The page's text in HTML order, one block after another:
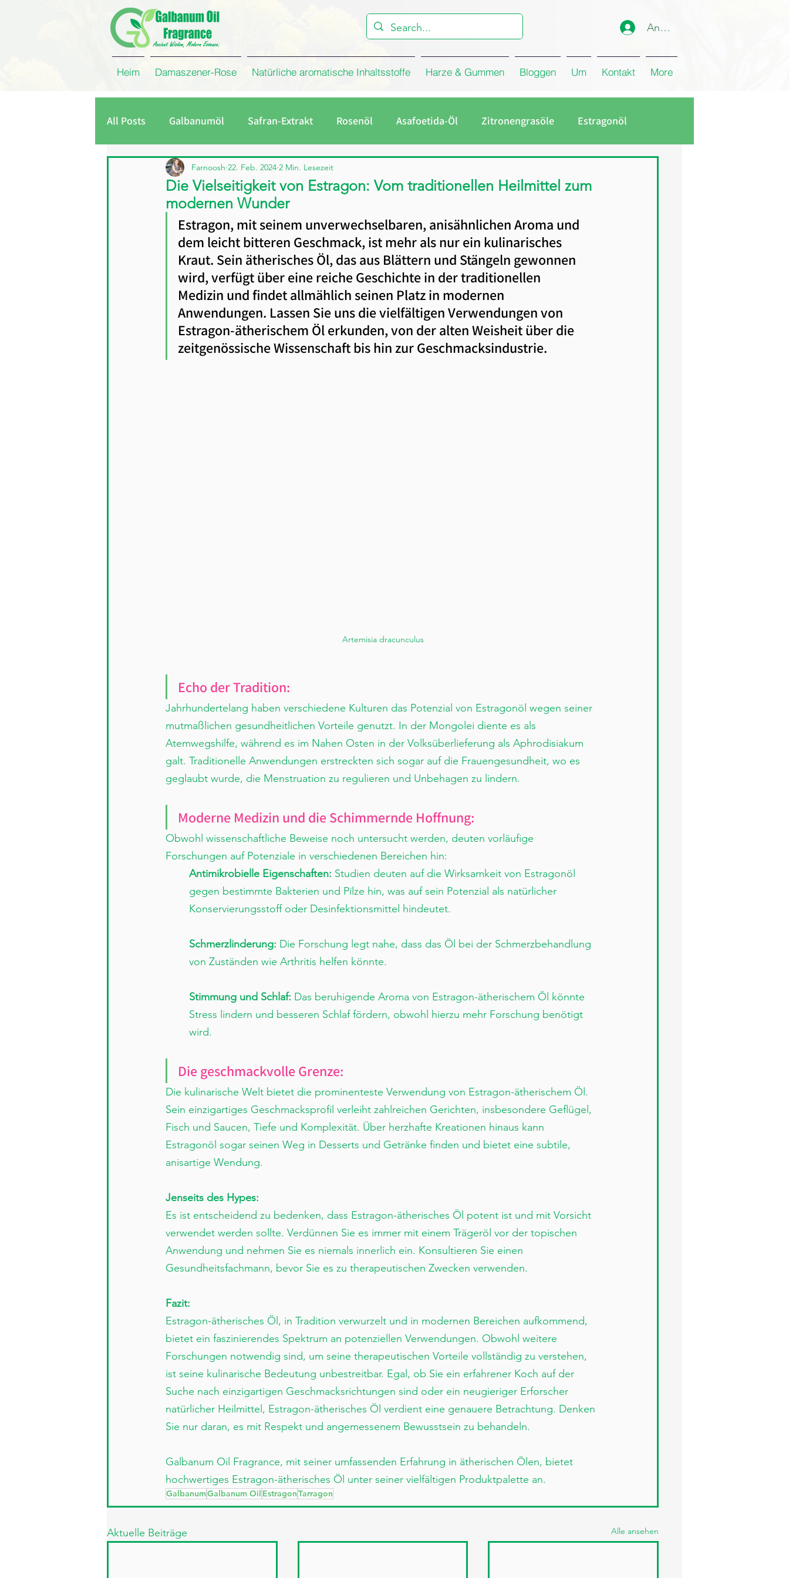
Anmelden
Heim Damaszener-Rose Natürliche aromatische Inhaltsstoffe Harze & Gummen Bloggen Um Kontakt More
All Posts Galbanumöl Safran-Extrakt Rosenöl Asafoetida-Öl Zitronengrasöle Estragonöl
Unternehmen Kreuzkümmelöl Eukalyptusöl
Damaszener Rosen Absolue
Die Vielseitigkeit von Estragon: Vom traditionellen Heilmittel zum
modernen Wunder
Farnoosh 22. Feb. 2024 2 Min. Lesezeit
Estragon, mit seinem unverwechselbaren, anisähnlichen Aroma und
dem leicht bitteren Geschmack, ist mehr als nur ein kulinarisches
Kraut. Sein ätherisches Öl, das aus Blättern und Stängeln gewonnen
wird, verfügt über eine reiche Geschichte in der traditionellen
Medizin und findet allmählich seinen Platz in modernen
Anwendungen. Lassen Sie uns die vielfältigen Verwendungen von
Estragon-ätherischem Öl erkunden, von der alten Weisheit über die
zeitgenössische Wissenschaft bis hin zur Geschmacksindustrie.
Artemisia dracunculus
Echo der Tradition:
Jahrhundertelang haben verschiedene Kulturen das Potenzial von Estragonöl wegen seiner
mutmaßlichen gesundheitlichen Vorteile genutzt. In der Mongolei diente es als
Atemwegshilfe, während es im Nahen Osten in der Volksüberlieferung als Aphrodisiakum
galt. Traditionelle Anwendungen erstreckten sich sogar auf die Frauengesundheit, wo es
geglaubt wurde, die Menstruation zu regulieren und Unbehagen zu lindern.
Moderne Medizin und die Schimmernde Hoffnung:
Obwohl wissenschaftliche Beweise noch untersucht werden, deuten vorläufige
Forschungen auf Potenziale in verschiedenen Bereichen hin:
Antimikrobielle Eigenschaften: Studien deuten auf die Wirksamkeit von Estragonöl
gegen bestimmte Bakterien und Pilze hin, was auf sein Potenzial als natürlicher
Konservierungsstoff oder Desinfektionsmittel hindeutet.
Schmerzlinderung: Die Forschung legt nahe, dass das Öl bei der Schmerzbehandlung
von Zuständen wie Arthritis helfen könnte.
Stimmung und Schlaf: Das beruhigende Aroma von Estragon-ätherischem Öl könnte
Stress lindern und besseren Schlaf fördern, obwohl hierzu mehr Forschung benötigt
wird.
Die geschmackvolle Grenze:
Die kulinarische Welt bietet die prominenteste Verwendung von Estragon-ätherischem Öl.
Sein einzigartiges Geschmacksprofil verleiht zahlreichen Gerichten, insbesondere Geflügel,
Fisch und Saucen, Tiefe und Komplexität. Über herzhafte Kreationen hinaus kann
Estragonöl sogar seinen Weg in Desserts und Getränke finden und bietet eine subtile,
anisartige Wendung.
Jenseits des Hypes:
Es ist entscheidend zu bedenken, dass Estragon-ätherisches Öl potent ist und mit Vorsicht
verwendet werden sollte. Verdünnen Sie es immer mit einem Trägeröl vor der topischen
Anwendung und nehmen Sie es niemals innerlich ein. Konsultieren Sie einen
Gesundheitsfachmann, bevor Sie es zu therapeutischen Zwecken verwenden.
Fazit:
Estragon-ätherisches Öl, in Tradition verwurzelt und in modernen Bereichen aufkommend,
bietet ein faszinierendes Spektrum an potenziellen Verwendungen. Obwohl weitere
Forschungen notwendig sind, um seine therapeutischen Vorteile vollständig zu verstehen,
ist seine kulinarische Bedeutung unbestreitbar. Egal, ob Sie ein erfahrener Koch auf der
Suche nach einzigartigen Geschmacksrichtungen sind oder ein neugieriger Erforscher
natürlicher Heilmittel, Estragon-ätherisches Öl verdient eine genauere Betrachtung. Denken
Sie nur daran, es mit Respekt und angemessenem Bewusstsein zu behandeln.
Galbanum Oil Fragrance, mit seiner umfassenden Erfahrung in ätherischen Ölen, bietet
hochwertiges Estragon-ätherisches Öl unter seiner vielfältigen Produktpalette an.
GalbanumGalbanum Oil EstragonTarragon
Aktuelle Beiträge Alle ansehen